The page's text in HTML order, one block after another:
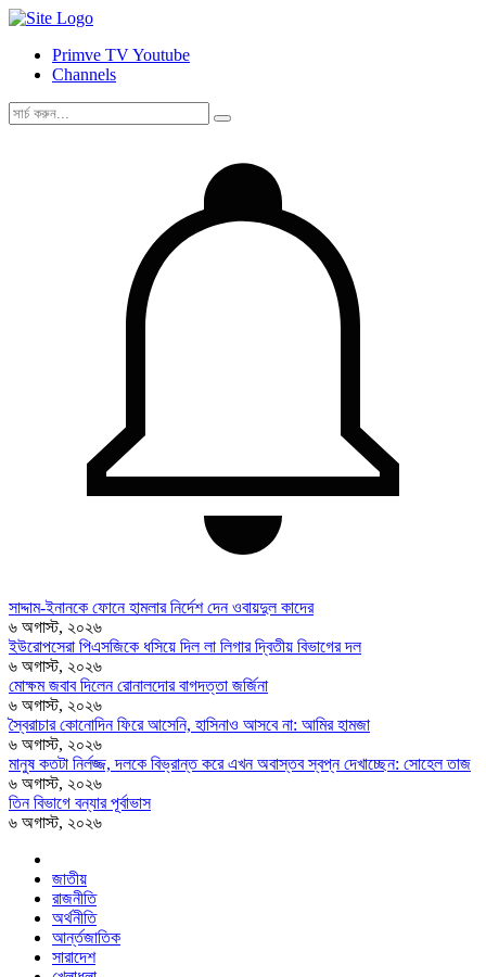
Primve TV Youtube
Channels
সাদ্দাম-ইনানকে ফোনে হামলার নির্দেশ দেন ওবায়দুল কাদের
৬ অগাস্ট, ২০২৬
ইউরোপসেরা পিএসজিকে ধসিয়ে দিল লা লিগার দ্বিতীয় বিভাগের দল
৬ অগাস্ট, ২০২৬
মোক্ষম জবাব দিলেন রোনালদোর বাগদত্তা জর্জিনা
৬ অগাস্ট, ২০২৬
স্বৈরাচার কোনোদিন ফিরে আসেনি, হাসিনাও আসবে না: আমির হামজা
৬ অগাস্ট, ২০২৬
মানুষ কতটা নির্লজ্জ, দলকে বিভ্রান্ত করে এখন অবাস্তব স্বপ্ন দেখাচ্ছেন: সোহেল তাজ
৬ অগাস্ট, ২০২৬
তিন বিভাগে বন্যার পূর্বাভাস
৬ অগাস্ট, ২০২৬
জাতীয়
রাজনীতি
অর্থনীতি
আর্ন্তজাতিক
সারাদেশ